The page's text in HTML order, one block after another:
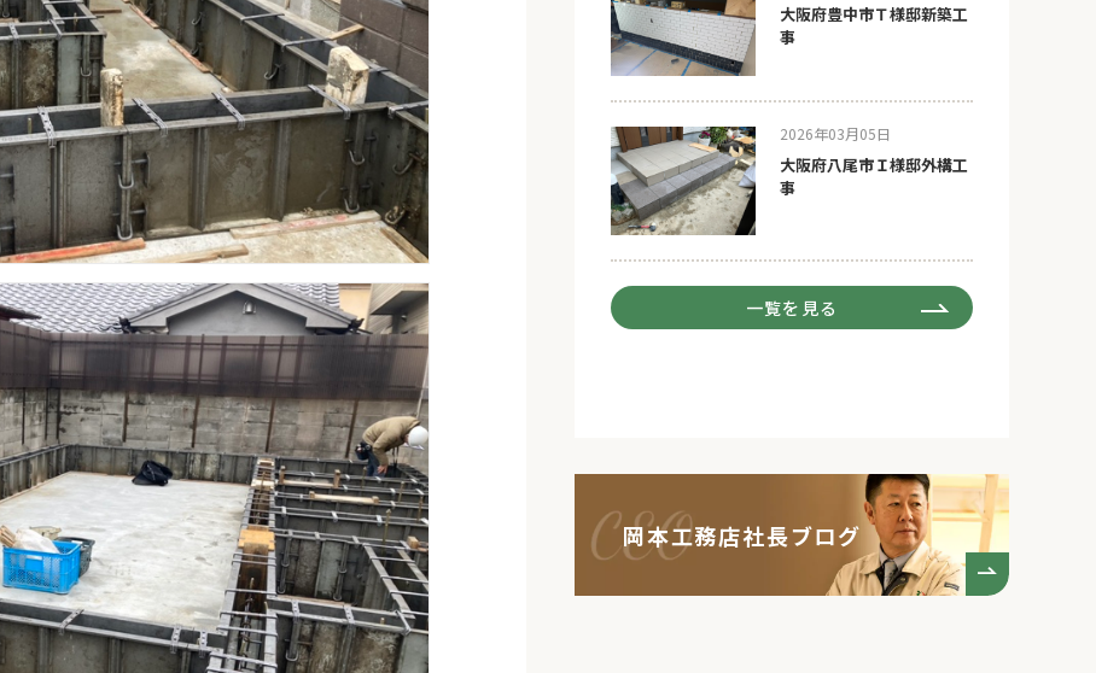
大阪府豊中市Ｔ様邸新築工
事
2026年03月05日
大阪府八尾市Ｉ様邸外構工
事
一覧を見る
岡本工務店社長ブログ